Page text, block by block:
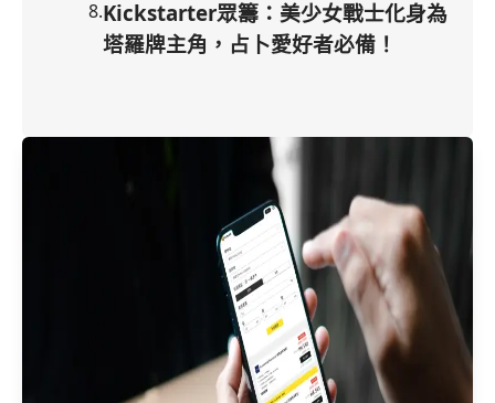
8.Kickstarter眾籌：美少女戰士化身為
塔羅牌主角，占卜愛好者必備！